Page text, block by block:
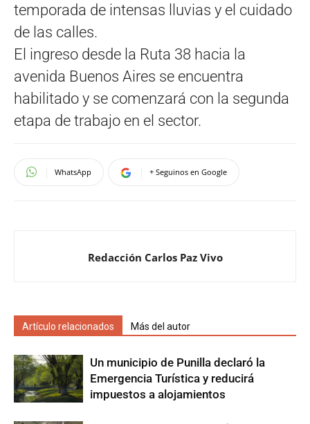
temporada de intensas lluvias y el cuidado
de las calles.
El ingreso desde la Ruta 38 hacia la
avenida Buenos Aires se encuentra
habilitado y se comenzará con la segunda
etapa de trabajo en el sector.
WhatsApp + Seguinos en Google
Redacción Carlos Paz Vivo
Artículo relacionados Más del autor
Un municipio de Punilla declaró la
Emergencia Turística y reducirá
impuestos a alojamientos